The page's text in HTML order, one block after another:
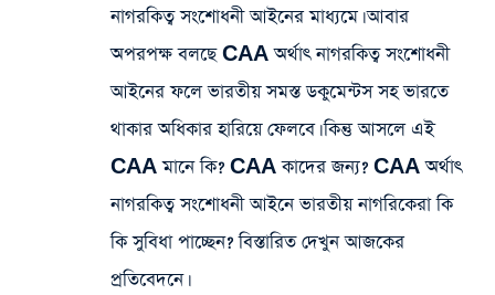
নাগরকিত্ব সংশোধনী আইনের মাধ্যমে। আবার
অপরপক্ষ বলছে CAA অর্থাৎ নাগরকিত্ব সংশোধনী
আইনের ফলে ভারতীয় সমস্ত ডকুমেন্টস সহ ভারতে
থাকার অধিকার হারিয়ে ফেলবে। কিন্তু আসলে এই
CAA মানে কি? CAA কাদের জন্য? CAA অর্থাৎ
নাগরকিত্ব সংশোধনী আইনে ভারতীয় নাগরিকেরা কি
কি সুবিধা পাচ্ছেন? বিস্তারিত দেখুন আজকের
প্রতিবেদনে।